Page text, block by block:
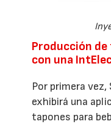
Producción de
con una
Por primera
exhibirá una
tapones para